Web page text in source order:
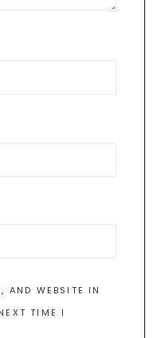
AND WEBSITE IN
TIME I